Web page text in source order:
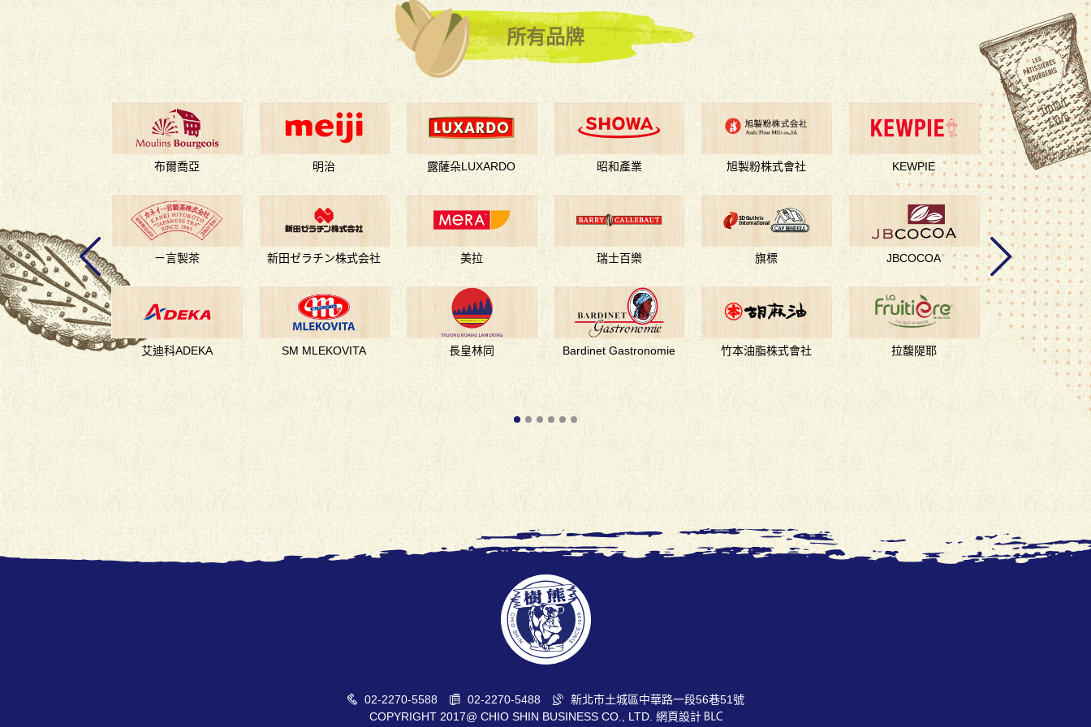
所有品牌
布爾喬亞 明治 露薩朵LUXARDO 昭和產業 旭製粉株式會社 KEWPIE
ㄧ言製茶 新田ゼラチン株式会社 美拉 瑞士百樂 旗標 JBCOCOA
艾迪科ADEKA SM MLEKOVITA 長皇林同 Bardinet Gastronomie 竹本油脂株式會社 拉馥隄耶
DM三井製
Laped 樂沛
愛工舍製作
02-2270-5588 02-2270-5488
新北市土城區中華路一段56巷51號
COPYRIGHT 2017@ CHIO SHIN BUSINESS CO., LTD. 網頁設計